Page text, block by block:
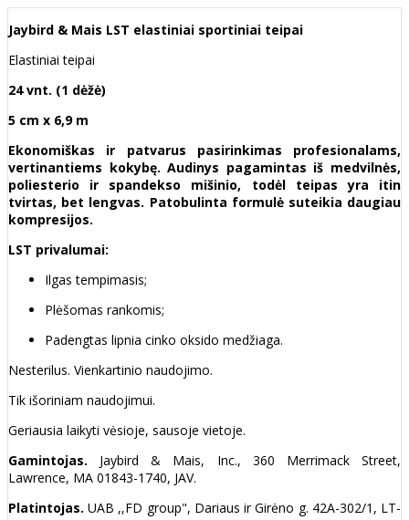
Jaybird & Mais LST elastiniai sportiniai teipai
Elastiniai teipai
24 vnt. (1 dėžė)
5 cm x 6,9 m
Ekonomiškas ir patvarus pasirinkimas profesionalams,
vertinantiems kokybę. Audinys pagamintas iš medvilnės,
poliesterio ir spandekso mišinio, todėl teipas yra itin
tvirtas, bet lengvas. Patobulinta formulė suteikia daugiau
kompresijos.
LST privalumai:
Ilgas tempimasis;
Plėšomas rankomis;
Padengtas lipnia cinko oksido medžiaga.
Nesterilus. Vienkartinio naudojimo.
Tik išoriniam naudojimui.
Geriausia laikyti vėsioje, sausoje vietoje.
Gamintojas. Jaybird & Mais, Inc., 360 Merrimack Street,
Lawrence, MA 01843-1740, JAV.
Platintojas. UAB ,,FD group", Dariaus ir Girėno g. 42A-302/1, LT-